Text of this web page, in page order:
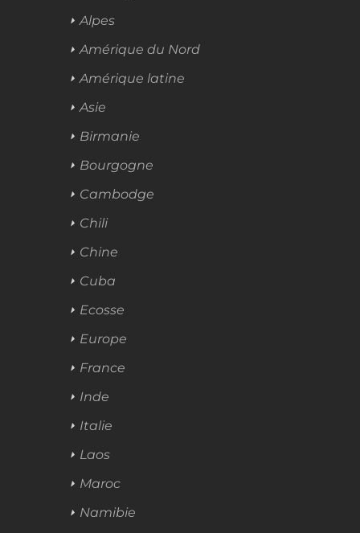
Alpes
Amérique du Nord
Amérique latine
Asie
Birmanie
Bourgogne
Cambodge
Chili
Chine
Cuba
Ecosse
Europe
France
Inde
Italie
Laos
Maroc
Namibie